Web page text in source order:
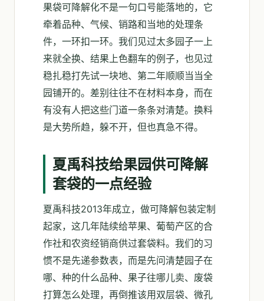
果袋可降解化不是一句口号能落地的，它
牵着品种、气候、销路和当地的处理条
件，一环扣一环。我们见过太多园子一上
来就全换、结果上色翻车的例子，也见过
稳扎稳打先试一块地、第二年顺顺当当全
园铺开的。差别往往不在材料本身，而在
有没有人把这些门道一条条对清楚。换料
是大势所趋，躲不开，但也真急不得。
夏禹科技给果园供可降解
套袋的一点经验
夏禹科技2013年成立，做可降解包装定制
起家，这几年陆续给苹果、葡萄产区的合
作社和农资经销商供过套袋料。我们的习
惯不是先递参数表，而是先问清楚园子在
哪、种的什么品种、果子往哪儿卖、废袋
打算怎么处理，再倒推该用双层袋、微孔